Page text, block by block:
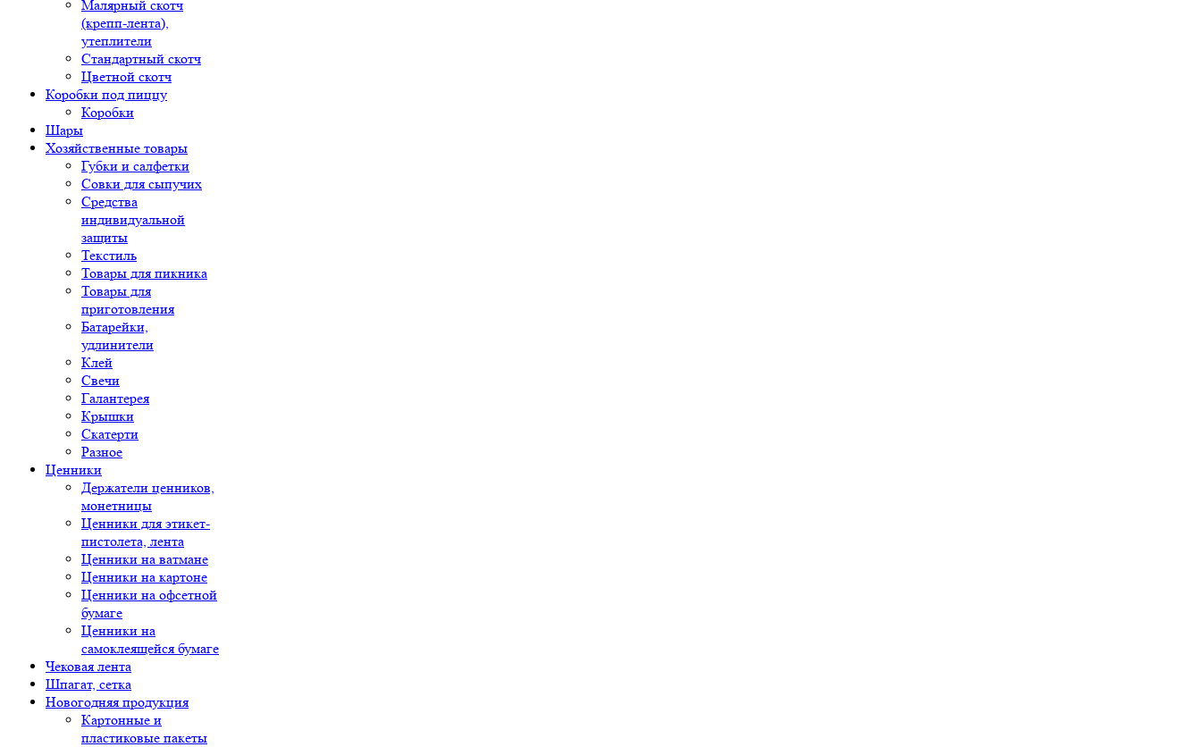
Малярный скотч
(крепп-лента),
утеплители
Стандартный скотч
Цветной скотч
Коробки под пиццу
Коробки
Шары
Хозяйственные товары
Губки и салфетки
Совки для сыпучих
Средства
индивидуальной
защиты
Текстиль
Товары для пикника
Товары для
приготовления
Батарейки,
удлинители
Клей
Свечи
Галантерея
Крышки
Скатерти
Разное
Ценники
Держатели ценников,
монетницы
Ценники для этикет-
пистолета, лента
Ценники на ватмане
Ценники на картоне
Ценники на офсетной
бумаге
Ценники на
самоклеящейся бумаге
Чековая лента
Шпагат, сетка
Новогодняя продукция
Картонные и
пластиковые пакеты